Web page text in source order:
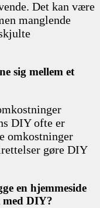
Det kan være
manglende
sig mellem et
DIY ofte er
omkostninger
gøre DIY
en hjemmeside
med DIY?